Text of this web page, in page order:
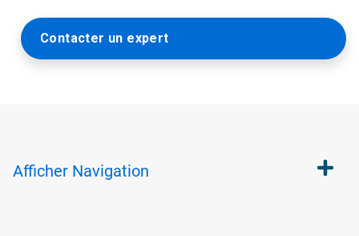
Contacter un expert
Afficher Navigation